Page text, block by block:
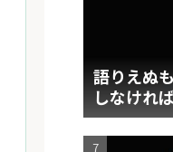
語りえぬ
しなけれ
ンシュタ
考』要約